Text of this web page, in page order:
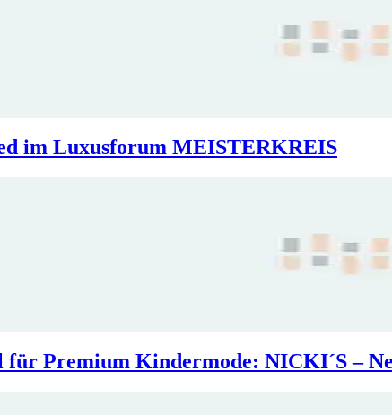
im Luxusforum MEISTERKREIS
für Premium Kindermode: NICKI´S –